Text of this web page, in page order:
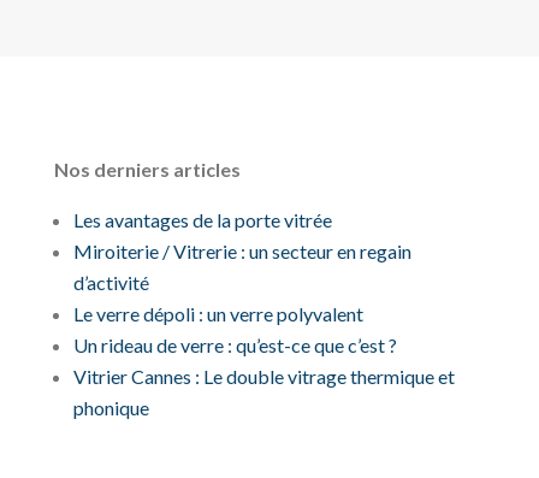
Nos derniers articles
Les avantages de la porte vitrée
Miroiterie / Vitrerie : un secteur en regain
d’activité
Le verre dépoli : un verre polyvalent
Un rideau de verre : qu’est-ce que c’est ?
Vitrier Cannes : Le double vitrage thermique et
phonique